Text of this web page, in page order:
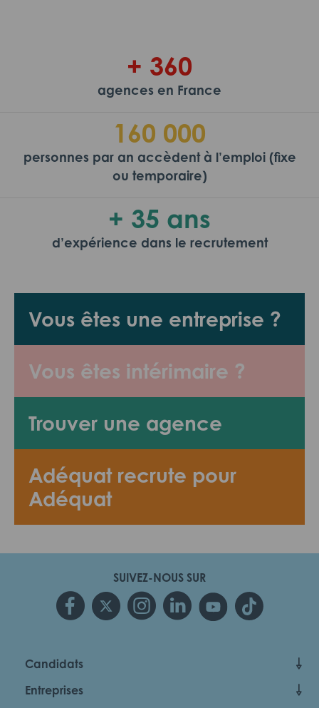
Vous êtes une entreprise ?
Vous êtes intérimaire ?
Trouver une agence
Adéquat recrute pour
Adéquat
+ 360
agences en France
160 000
personnes par an accèdent à l’emploi (fixe
ou temporaire)
+ 35 ans
d’expérience dans le recrutement
SUIVEZ-NOUS SUR
Candidats
Entreprises